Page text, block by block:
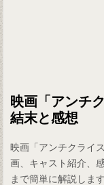
映画「アンチ
結末と感想
映画「アンチクライ
画、キャスト紹介、
まで簡単に解説します